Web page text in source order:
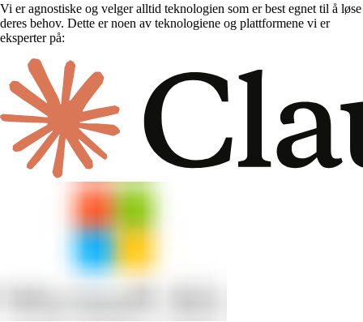
Vi er agnostiske og velger alltid teknologien som er best egnet til å løse
deres behov. Dette er noen av teknologiene og plattformene vi er
eksperter på: